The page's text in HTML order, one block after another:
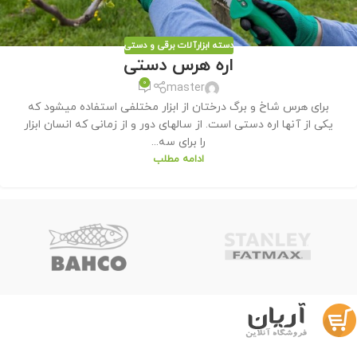
دسته ابزارآلات برقی و دستی
اره هرس دستی
master
0
برای هرس شاخ و برگ درختان از ابزار مختلفی استفاده میشود که
یکی از آنها اره دستی است. از سالهای دور و از زمانی که انسان ابزار
را برای سه...
ادامه مطلب